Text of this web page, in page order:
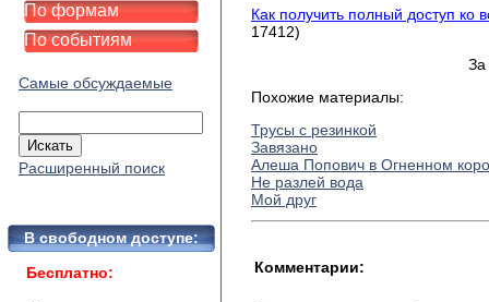
По формам
По событиям
Самые обсуждаемые
Расширенный поиск
В свободном доступе:
Бесплатно:
Как получить полный доступ ко
17412)
За
Похожие материалы:
Трусы с резинкой
Завязано
Алеша Попович в Огненном
Не разлей вода
Мой друг
Комментарии: